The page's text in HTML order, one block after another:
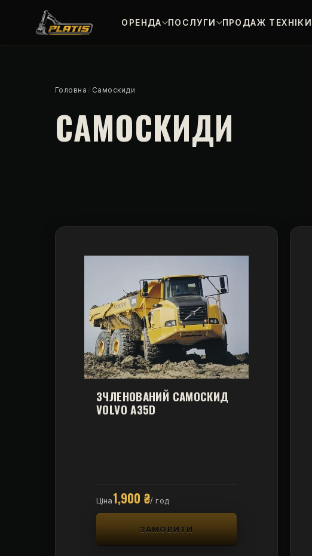
ОРЕНДА ПОСЛУГИ ПРОДАЖ ТЕХНІКИ
Головна / Самоскиди
САМОСКИДИ
ЗЧЛЕНОВАНИЙ САМОСКИД
VOLVO A35D
Ціна1,900 ₴/ год
ЗАМОВИТИ